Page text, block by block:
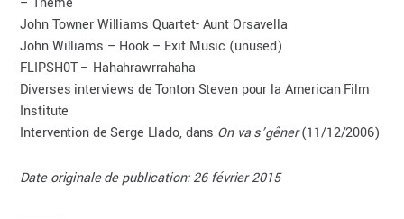
John Towner Williams Quartet- Aunt Orsavella
John Williams – Hook – Exit Music (unused)
FLIPSH0T – Hahahrawrrahaha
Diverses interviews de Tonton Steven pour la American Film
Institute
Intervention de Serge Llado, dans On va s’gêner(11/12/2006)
Date originale de publication: 26 février 2015